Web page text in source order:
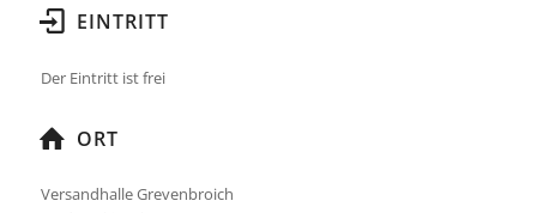
EINTRITT
Der Eintritt ist frei
ORT
Versandhalle Grevenbroich